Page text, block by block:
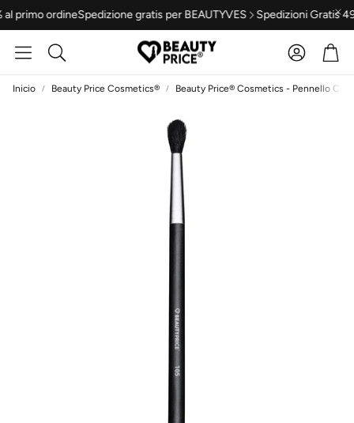
ordineSpedizione gratis per BEAUTYVES Spedizioni Gratis 49
Buscar
Cuenta
Inicio Beauty Price Cosmetics® Beauty Price® Cosmetics - Pennello